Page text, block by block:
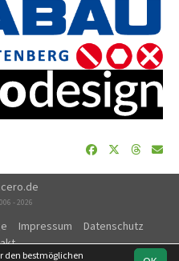
- 2026
Impressum
Datenschutz
den bestmöglichen